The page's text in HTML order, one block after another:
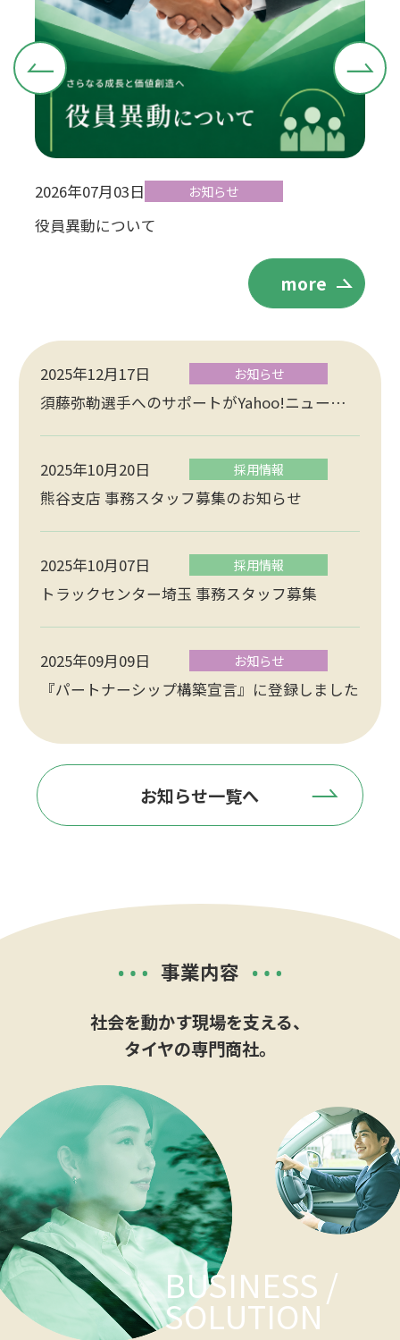
2026年07月03日 お知らせ
役員異動について
more
2025年12月17日 お知らせ
須藤弥勒選手へのサポートがYahoo!ニュース
2025年10月20日 採用情報
熊谷支店 事務スタッフ募集のお知らせ
2025年10月07日 採用情報
トラックセンター埼玉 事務スタッフ募集
2025年09月09日 お知らせ
『パートナーシップ構築宣言』に登録しました
お知らせ一覧へ
BUSINESS /
SOLUTION
事業内容
社会を動かす現場を支える、
タイヤの専門商社。